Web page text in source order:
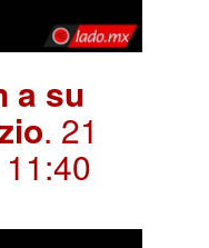
a su
. 21